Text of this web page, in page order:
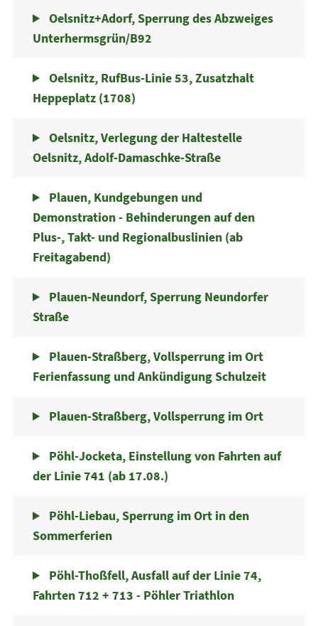
Oelsnitz+Adorf, Sperrung des Abzweiges
Unterhermsgrün/B92
Oelsnitz, RufBus-Linie 53, Zusatzhalt
Heppeplatz (1708)
Oelsnitz, Verlegung der Haltestelle
Oelsnitz, Adolf-Damaschke-Straße
Plauen, Kundgebungen und
Demonstration - Behinderungen auf den
Plus-, Takt- und Regionalbuslinien (ab
Freitagabend)
Plauen-Neundorf, Sperrung Neundorfer
Straße
Plauen-Straßberg, Vollsperrung im Ort
Ferienfassung und Ankündigung Schulzeit
Plauen-Straßberg, Vollsperrung im Ort
Pöhl-Jocketa, Einstellung von Fahrten auf
der Linie 741 (ab 17.08.)
Pöhl-Liebau, Sperrung im Ort in den
Sommerferien
Pöhl-Thoßfell, Ausfall auf der Linie 74,
Fahrten 712 + 713 - Pöhler Triathlon